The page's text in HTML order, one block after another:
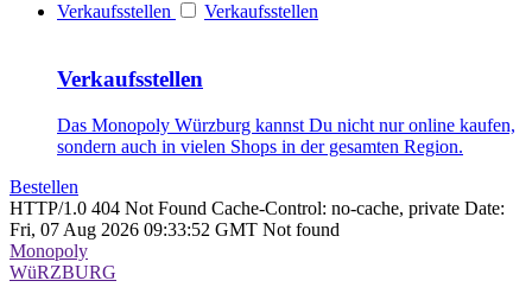
Verkaufsstellen Verkaufsstellen
Verkaufsstellen
Das Monopoly Würzburg kannst Du nicht nur online kaufen,
sondern auch in vielen Shops in der gesamten Region.
Bestellen
HTTP/1.0 404 Not Found Cache-Control: no-cache, private Date:
Fri, 07 Aug 2026 09:33:52 GMT Not found
Monopoly
WüRZBURG